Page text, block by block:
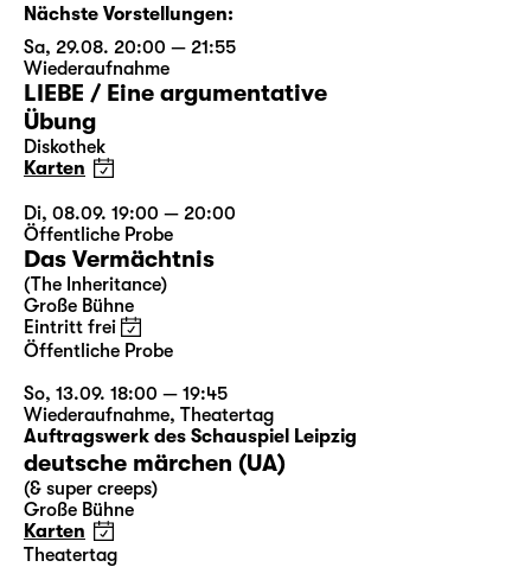
Nächste Vorstellungen:
Sa, 29.08. 20:00 — 21:55
Wiederaufnahme
LIEBE / Eine argumentative
Übung
Diskothek
Karten
Di, 08.09. 19:00 — 20:00
Öffentliche Probe
Das Vermächtnis
(The Inheritance)
Große Bühne
Eintritt frei
Öffentliche Probe
So, 13.09. 18:00 — 19:45
Wiederaufnahme, Theatertag
Auftragswerk des Schauspiel Leipzig
deutsche märchen (UA)
(& super creeps)
Große Bühne
Karten
Theatertag